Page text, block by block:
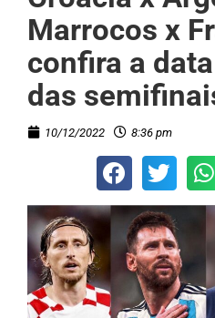
Marrocos x
confira a
das
10/12/2022 8:36 pm